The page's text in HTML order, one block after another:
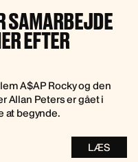
SAMARBEJDE
EFTER
A$AP Rocky og den
Allan Peters er gået i
at begynde.
LÆS